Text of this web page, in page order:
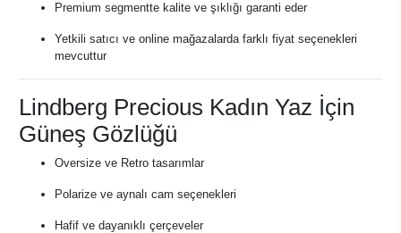
Premium segmentte kalite ve şıklığı garanti eder
Yetkili satıcı ve online mağazalarda farklı fiyat seçenekleri
mevcuttur
Lindberg Precious Kadın Yaz İçin
Güneş Gözlüğü
Oversize ve Retro tasarımlar
Polarize ve aynalı cam seçenekleri
Hafif ve dayanıklı çerçeveler